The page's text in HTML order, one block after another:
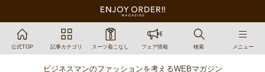
公式TOP 記事カテゴリ スーツ着こなし フェア情報 検索 メニュー
ビジネスマンのファッションを考えるWEBマガジン